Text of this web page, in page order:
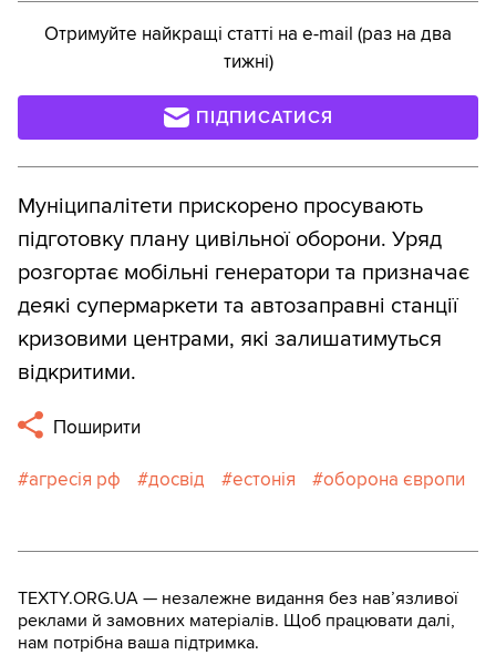
Отримуйте найкращі статті на e-mail (раз на два
тижні)
ПІДПИСАТИСЯ
Муніципалітети прискорено просувають
підготовку плану цивільної оборони. Уряд
розгортає мобільні генератори та призначає
деякі супермаркети та автозаправні станції
кризовими центрами, які залишатимуться
відкритими.
Поширити
агресія рф досвід естонія оборона європи
TEXTY.ORG.UA — незалежне видання без навʼязливої
реклами й замовних матеріалів. Щоб працювати далі,
нам потрібна ваша підтримка.